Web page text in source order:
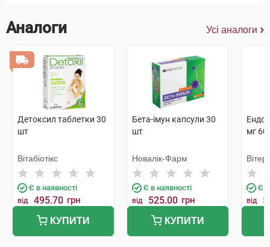
Аналоги Усі аналоги
Детоксил таблетки 30
шт
Вітабіотікс
Є в наявності
від 495.70 грн
КУПИТИ
Бета-імун капсули 30
шт
Новалік-Фарм
Є в наявності
від 525.00 грн
КУПИТИ
мг
Є в
від